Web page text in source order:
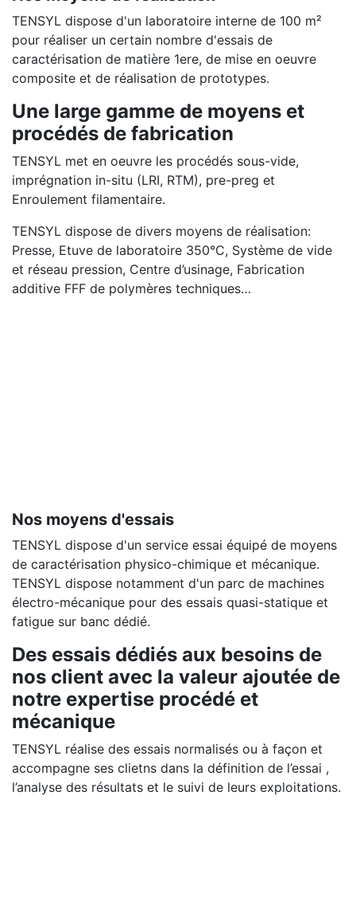
TENSYL dispose d'un laboratoire interne de 100 m²
pour réaliser un certain nombre d'essais de
caractérisation de matière 1ere, de mise en oeuvre
composite et de réalisation de prototypes.
Une large gamme de moyens et
procédés de fabrication
TENSYL met en oeuvre les procédés sous-vide,
imprégnation in-situ (LRI, RTM), pre-preg et
Enroulement filamentaire.
TENSYL dispose de divers moyens de réalisation:
Presse, Etuve de laboratoire 350°C, Système de vide
et réseau pression, Centre d’usinage, Fabrication
additive FFF de polymères techniques…
Nos moyens d'essais
TENSYL dispose d'un service essai équipé de moyens
de caractérisation physico-chimique et mécanique.
TENSYL dispose notamment d'un parc de machines
électro-mécanique pour des essais quasi-statique et
fatigue sur banc dédié.
Des essais dédiés aux besoins de
nos client avec la valeur ajoutée de
notre expertise procédé et
mécanique
TENSYL réalise des essais normalisés ou à façon et
accompagne ses clietns dans la définition de l’essai ,
l’analyse des résultats et le suivi de leurs exploitations.